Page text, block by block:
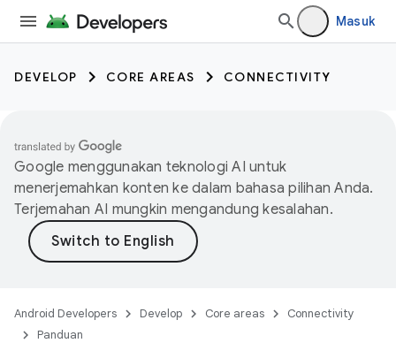
Masuk
DEVELOP CORE AREAS CONNECTIVITY
Google menggunakan teknologi AI untuk
menerjemahkan konten ke dalam bahasa pilihan Anda.
Terjemahan AI mungkin mengandung kesalahan.
Android Developers Develop Core areas
Connectivity
Panduan